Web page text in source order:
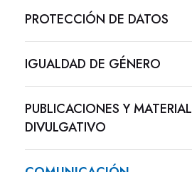
PROTECCIÓN DE DATOS
IGUALDAD DE GÉNERO
PUBLICACIONES Y MATERIAL
DIVULGATIVO